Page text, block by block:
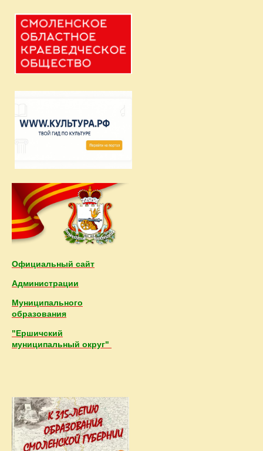
Официальный сайт
Администрации
Муниципального
образования
"Ершичский
муниципальный округ"